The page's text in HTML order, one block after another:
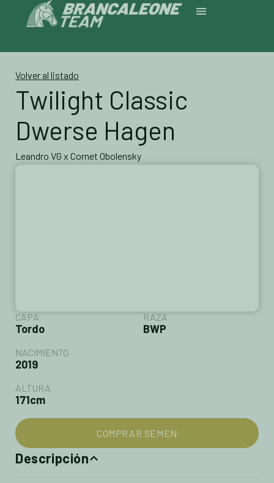
Volver al listado
Twilight Classic
Dwerse Hagen
Leandro VG x Cornet Obolensky
Descripción
CAPA
Tordo
RAZA
BWP
NACIMIENTO
2019
ALTURA
171cm
COMPRAR SEMEN